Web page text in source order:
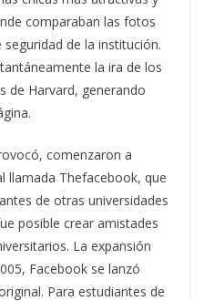
comparaban las fotos
de la institución.
la ira de los
de Harvard, generando
comenzaron a
llamada Thefacebook, que
de otras universidades
posible crear amistades
La expansión
Facebook se lanzó
Para estudiantes de